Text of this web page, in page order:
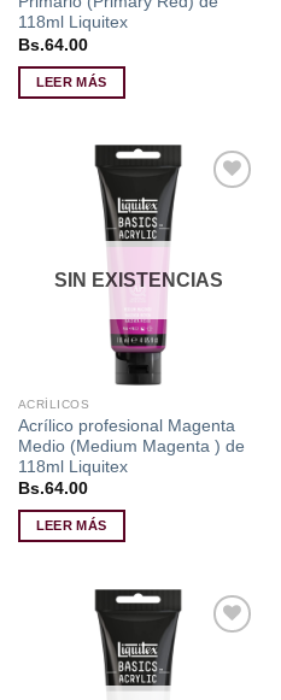
118ml Liquitex
Bs.64.00
LEER MÁS
SIN EXISTENCIAS
ACRÍLICOS
Acrílico profesional Magenta
Medio (Medium Magenta ) de
118ml Liquitex
Bs.64.00
LEER MÁS